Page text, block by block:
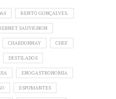
BENTO GONÇALVES.
SAUVIGNON
CHARDONNAY CHEF
DESTILADOS
ENOGASTRONOMIA
ESPUMANTES